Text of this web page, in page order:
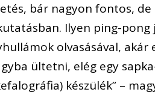
bár nagyon fontos,
Ilyen ping-
olvasásával, akár
ültetni, elég egy
készülék” –